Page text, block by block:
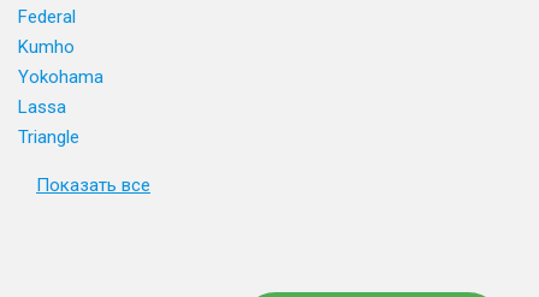
Federal
Kumho
Yokohama
Lassa
Triangle
Показать все